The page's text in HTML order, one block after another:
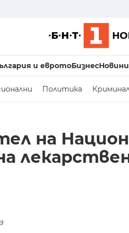
и евротоБизнес
Политика
на